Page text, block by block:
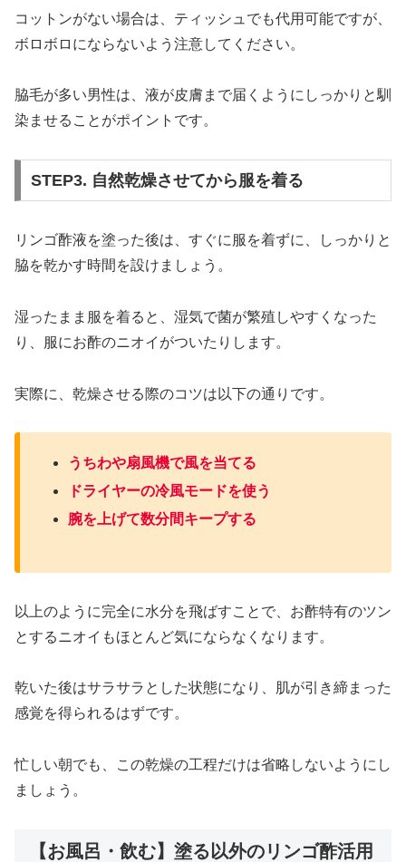
コットンがない場合は、ティッシュでも代用可能ですが、
ボロボロにならないよう注意してください。
脇毛が多い男性は、液が皮膚まで届くようにしっかりと馴
染ませることがポイントです。
STEP3. 自然乾燥させてから服を着る
リンゴ酢液を塗った後は、すぐに服を着ずに、しっかりと
脇を乾かす時間を設けましょう。
湿ったまま服を着ると、湿気で菌が繁殖しやすくなった
り、服にお酢のニオイがついたりします。
実際に、乾燥させる際のコツは以下の通りです。
うちわや扇風機で風を当てる
ドライヤーの冷風モードを使う
腕を上げて数分間キープする
以上のように完全に水分を飛ばすことで、お酢特有のツン
とするニオイもほとんど気にならなくなります。
乾いた後はサラサラとした状態になり、肌が引き締まった
感覚を得られるはずです。
忙しい朝でも、この乾燥の工程だけは省略しないようにし
ましょう。
【お風呂・飲む】塗る以外のリンゴ酢活用